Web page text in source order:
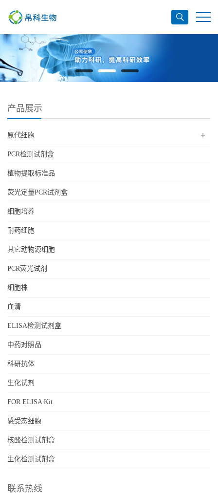
产品展示
原代细胞 +
PCR检测试剂盒
植物提取标准品
荧光定量PCR试剂盒
细胞培养
耐药细胞
其它动物源细胞
PCR荧光试剂
细胞株
血清
ELISA检测试剂盒
中药对照品
科研抗体
生化试剂
FOR ELISA Kit
感受态细胞
核酸检测试剂盒
生化检测试剂盒
联系热线